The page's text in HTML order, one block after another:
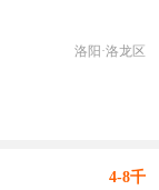
洛阳·洛龙区
4-8千